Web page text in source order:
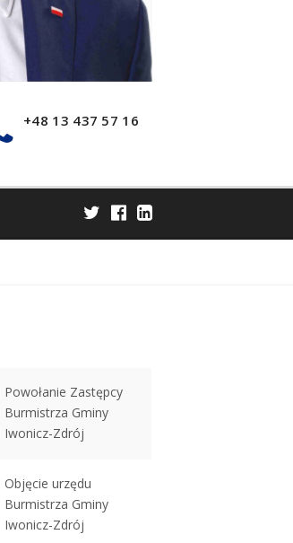
+48 13 437 57 16
Powołanie Zastępcy
Burmistrza Gminy
Iwonicz-Zdrój
Objęcie urzędu
Burmistrza Gminy
Iwonicz-Zdrój